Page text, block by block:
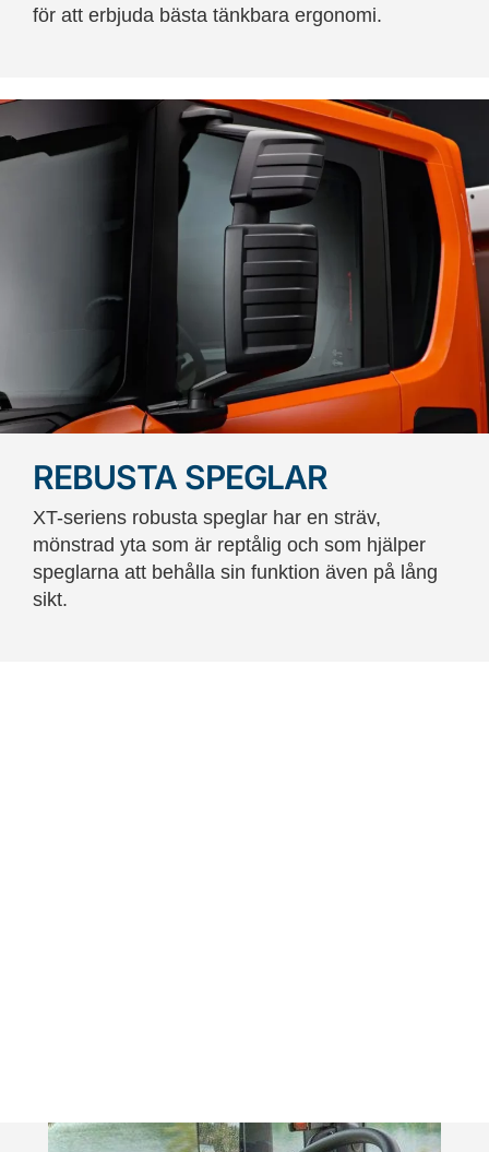
för att erbjuda bästa tänkbara ergonomi.
REBUSTA SPEGLAR
XT-seriens robusta speglar har en sträv,
mönstrad yta som är reptålig och som hjälper
speglarna att behålla sin funktion även på lång
sikt.